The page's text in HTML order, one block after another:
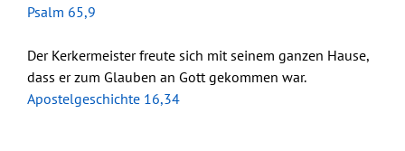
Psalm 65,9
Der Kerkermeister freute sich mit seinem ganzen Hause,
dass er zum Glauben an Gott gekommen war.
Apostelgeschichte 16,34